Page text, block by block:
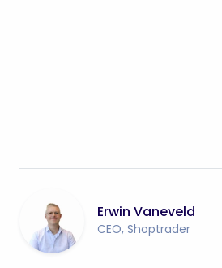
Erwin Vaneveld
CEO, Shoptrader